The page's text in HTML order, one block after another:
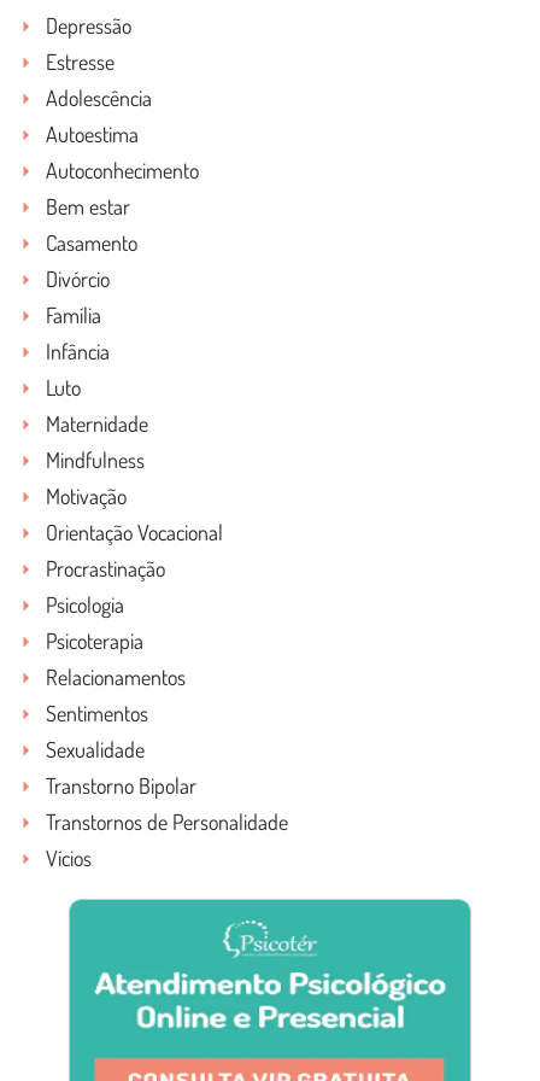
Depressão
Estresse
Adolescência
Autoestima
Autoconhecimento
Bem estar
Casamento
Divórcio
Família
Infância
Luto
Maternidade
Mindfulness
Motivação
Orientação Vocacional
Procrastinação
Psicologia
Psicoterapia
Relacionamentos
Sentimentos
Sexualidade
Transtorno Bipolar
Transtornos de Personalidade
Vícios